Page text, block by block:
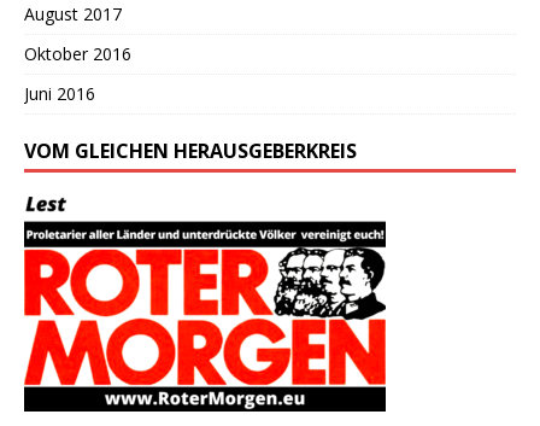
August 2017
Oktober 2016
Juni 2016
VOM GLEICHEN HERAUSGEBERKREIS